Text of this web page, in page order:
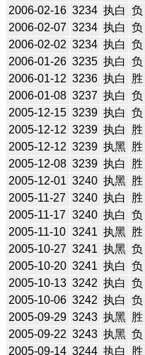
2006-02-16 3234 执白 负
2006-02-07 3234 执白 负
2006-02-02 3234 执白 负
2006-01-26 3235 执白 负
2006-01-12 3236 执白 胜
2006-01-08 3237 执白 负
2005-12-15 3239 执白 负
2005-12-12 3239 执白 胜
2005-12-12 3239 执黑 胜
2005-12-08 3239 执白 胜
2005-12-01 3240 执黑 胜
2005-11-27 3240 执白 胜
2005-11-17 3240 执白 负
2005-11-10 3241 执黑 胜
2005-10-27 3241 执黑 负
2005-10-20 3241 执白 负
2005-10-13 3242 执白 负
2005-10-06 3242 执白 负
2005-09-29 3243 执黑 胜
2005-09-22 3243 执黑 负
2005-09-14 3244 执白 胜